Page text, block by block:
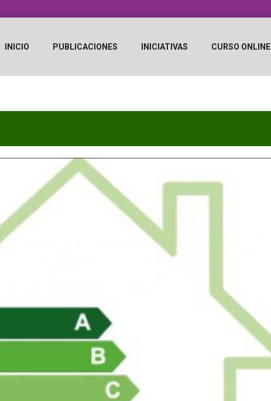
INICIO PUBLICACIONES INICIATIVAS CURSO ONLINE